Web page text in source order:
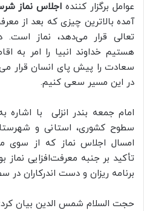
عوامل برگزار کننده اجلاس نماز
آمده بالاترین چیزی که بعد از
تعالی قرار می‌دهد، نماز
هستیم خداوند انبیا را امر به
سعادت را پیش پای انسان قرار
در این مسیر سعی کنیم.
امام جمعه بندر انزلی با اشاره
سطوح کشوری، استانی و
امسال اجلاس نماز که از سوی
تأکید بر جنبه معرفت‌افزایی نماز
برنامه ریزان و دست اندرکاران
حجت السلام شمس الدین بیان کرد: